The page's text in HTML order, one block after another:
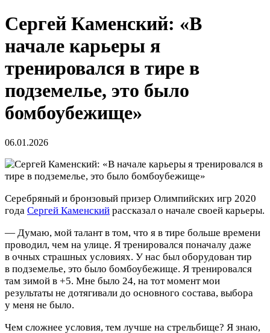
Сергей Каменский: «В
начале карьеры я
тренировался в тире в
подземелье, это было
бомбоубежище»
06.01.2026
Серебряный и бронзовый призер Олимпийских игр 2020
года Сергей Каменский рассказал о начале своей карьеры.
— Думаю, мой талант в том, что я в тире больше времени
проводил, чем на улице. Я тренировался поначалу даже
в очных страшных условиях. У нас был оборудован тир
в подземелье, это было бомбоубежище. Я тренировался
там зимой в +5. Мне было 24, на тот момент мои
результаты не дотягивали до основного состава, выбора
у меня не было.
Чем сложнее условия, тем лучше на стрельбище? Я знаю,